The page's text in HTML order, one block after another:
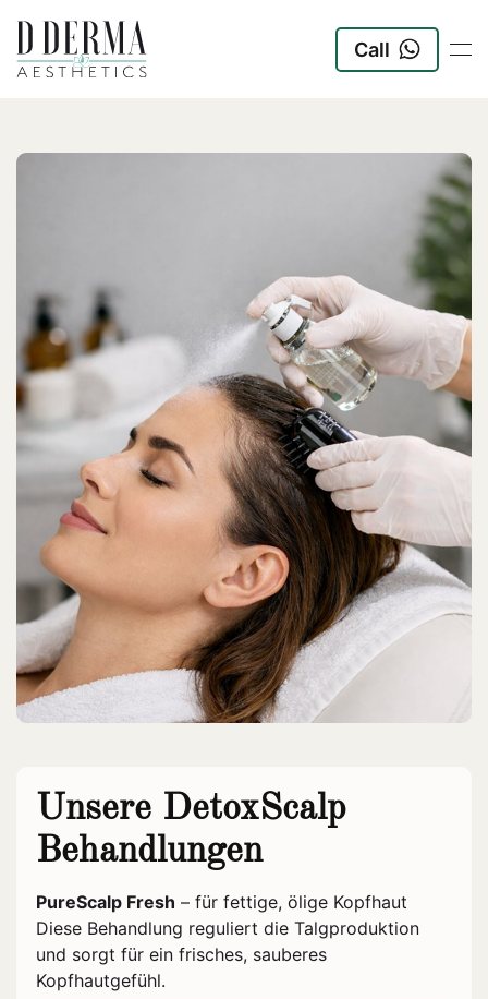
Zum Hauptinhalt springen
Call
Unsere DetoxScalp
Behandlungen
PureScalp Fresh – für fettige, ölige Kopfhaut
Diese Behandlung reguliert die Talgproduktion
und sorgt für ein frisches, sauberes
Kopfhautgefühl.